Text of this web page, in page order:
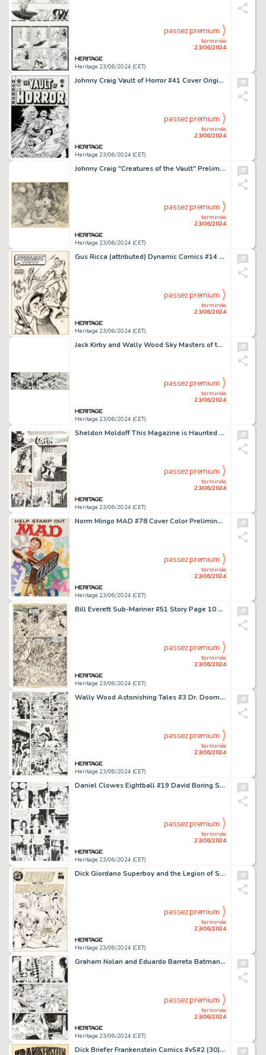
Heritage 23/06/2024 (CET)
terminée
23/06/2024
passez premium
Johnny Craig Vault of Horror #41 Cover Original Art (c. 1980s).
Heritage 23/06/2024 (CET)
terminée
23/06/2024
passez premium
Johnny Craig "Creatures of the Vault" Preliminary Original Art (1977).
Heritage 23/06/2024 (CET)
terminée
23/06/2024
passez premium
Gus Ricca (attributed) Dynamic Comics #14 Cover Original Art (Chesler, 1945).
Heritage 23/06/2024 (CET)
terminée
23/06/2024
passez premium
Jack Kirby and Wally Wood Sky Masters of the Space Force Daily Comic Strip Original Art dated 2-4-59 (George Matthew Adams Service, 1959).
Heritage 23/06/2024 (CET)
terminée
23/06/2024
passez premium
Sheldon Moldoff This Magazine is Haunted #1 Complete 8-Page Story "The Coffin-Maker!" Original Art (Fawcett, 1951). (Total: 8 Original Art)
Heritage 23/06/2024 (CET)
terminée
23/06/2024
passez premium
Norm Mingo MAD #78 Cover Color Preliminary Original Art (EC, 1963).
Heritage 23/06/2024 (CET)
terminée
23/06/2024
passez premium
Bill Everett Sub-Mariner #51 Story Page 10 Original Art (Marvel, 1972).
Heritage 23/06/2024 (CET)
terminée
23/06/2024
passez premium
Wally Wood Astonishing Tales #3 Dr. Doom Story Page 3 Original Art (Marvel, 1970).
Heritage 23/06/2024 (CET)
terminée
23/06/2024
passez premium
Daniel Clowes Eightball #19 David Boring Story Page 6 Original Art (Fantagraphics, 1998).
Heritage 23/06/2024 (CET)
terminée
23/06/2024
passez premium
Dick Giordano Superboy and the Legion of Super-Heroes #252 Cover Original Art (DC, 1979).
Heritage 23/06/2024 (CET)
terminée
23/06/2024
passez premium
Graham Nolan and Eduardo Barreto Batman: Vengeance of Bane Special #1 Story Page 28 Original Art (DC, 1993).
Heritage 23/06/2024 (CET)
terminée
23/06/2024
passez premium
Dick Briefer Frankenstein Comics #v5#2 (30) Cover Element Re-Creation Illustration Original Art (undated).